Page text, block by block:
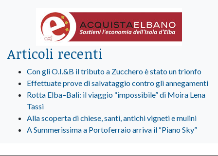
Articoli recenti
Con gli O.I.&B il tributo a Zucchero è stato un trionfo
Effettuate prove di salvataggio contro gli annegamenti
Rotta Elba–Bali: il viaggio “impossibile” di Moira Lena
Tassi
Alla scoperta di chiese, santi, antichi vigneti e mulini
A Summerissima a Portoferraio arriva il “Piano Sky”